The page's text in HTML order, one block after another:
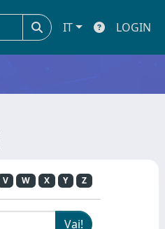
IT LOGIN
V W X Y Z